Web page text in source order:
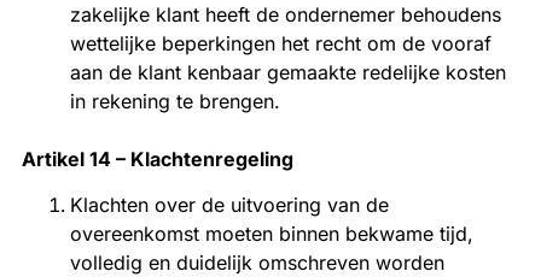
zakelijke klant heeft de ondernemer behoudens
wettelijke beperkingen het recht om de vooraf
aan de klant kenbaar gemaakte redelijke kosten
in rekening te brengen.
Artikel 14 – Klachtenregeling
Klachten over de uitvoering van de
overeenkomst moeten binnen bekwame tijd,
volledig en duidelijk omschreven worden